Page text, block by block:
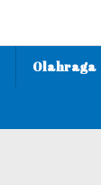
Olahraga